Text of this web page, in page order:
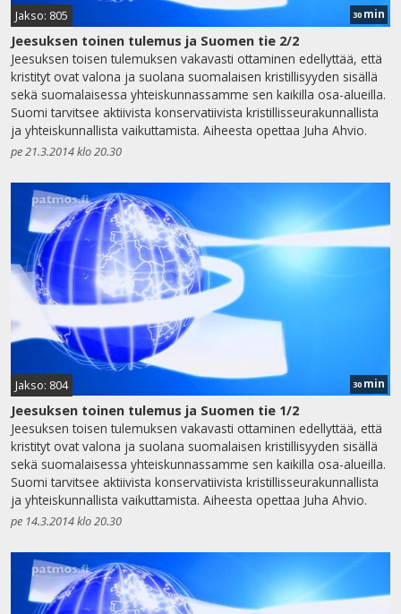
Jakso: 805 30 min
Jeesuksen toinen tulemus ja Suomen tie 2/2
Jeesuksen toisen tulemuksen vakavasti ottaminen edellyttää, että
kristityt ovat valona ja suolana suomalaisen kristillisyyden sisällä
sekä suomalaisessa yhteiskunnassamme sen kaikilla osa-alueilla.
Suomi tarvitsee aktiivista konservatiivista kristillisseurakunnallista
ja yhteiskunnallista vaikuttamista. Aiheesta opettaa Juha Ahvio.
pe 21.3.2014 klo 20.30
Jakso: 804 30 min
Jeesuksen toinen tulemus ja Suomen tie 1/2
Jeesuksen toisen tulemuksen vakavasti ottaminen edellyttää, että
kristityt ovat valona ja suolana suomalaisen kristillisyyden sisällä
sekä suomalaisessa yhteiskunnassamme sen kaikilla osa-alueilla.
Suomi tarvitsee aktiivista konservatiivista kristillisseurakunnallista
ja yhteiskunnallista vaikuttamista. Aiheesta opettaa Juha Ahvio.
pe 14.3.2014 klo 20.30